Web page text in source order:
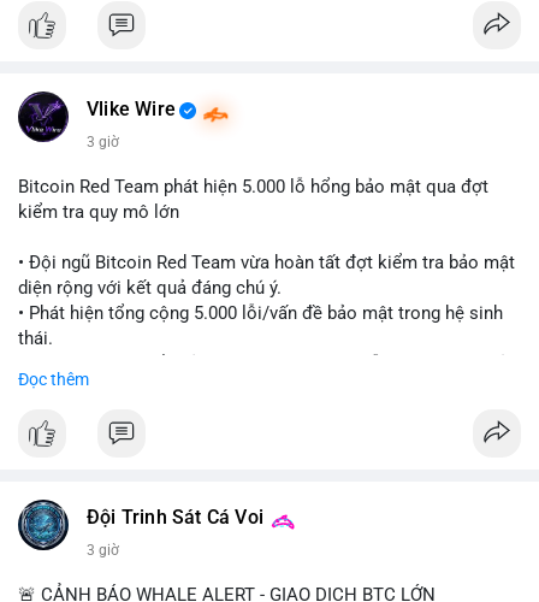
Đánh giá & Khuyến nghị giao dịch: Thị trường đang ở vùng tích
lũy với thanh khoản dồi dào nhưng tâm lý yếu. Nhà đầu tư nên
Chiến lược DCA (trung bình giá) cho các đồng coin chủ chốt
như BTC và ETH có thể được xem xét khi thị trường đang ở
vùng Extreme Fear. Cần theo dõi sát diễn biến TVL và dòng
#extremefear #tvldefi
Vlike Wire
3 giờ
Bitcoin Red Team phát hiện 5.000 lỗ hổng bảo mật qua đợt
kiểm tra quy mô lớn
• Đội ngũ Bitcoin Red Team vừa hoàn tất đợt kiểm tra bảo mật
diện rộng với kết quả đáng chú ý.
• Phát hiện tổng cộng 5.000 lỗi/vấn đề bảo mật trong hệ sinh
thái.
ro bảo mật đang bủa vây người dùng trong giai đoạn này.
#bitcoin #cryptosecurity #btc
#vlikevn #titanbot
📰 Nguồn: Cointelegraph
Đọc thêm
Đội Trinh Sát Cá Voi
3 giờ
🚨 CẢNH BÁO WHALE ALERT - GIAO DỊCH BTC LỚN